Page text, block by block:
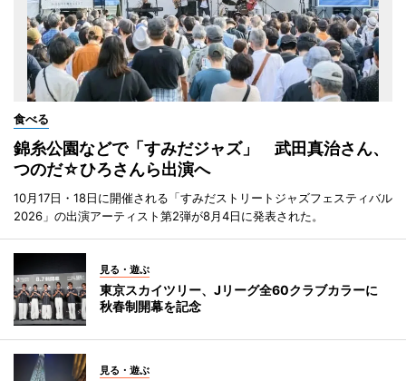
食べる
錦糸公園などで「すみだジャズ」 武田真治さん、
つのだ☆ひろさんら出演へ
10月17日・18日に開催される「すみだストリートジャズフェスティバル
2026」の出演アーティスト第2弾が8月4日に発表された。
見る・遊ぶ
東京スカイツリー、Jリーグ全60クラブカラーに
秋春制開幕を記念
見る・遊ぶ